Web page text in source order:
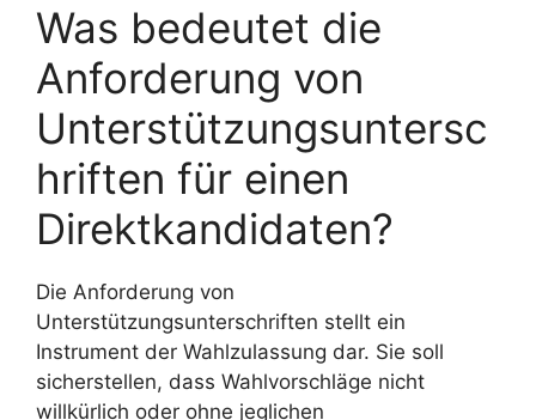
Was bedeutet die
Anforderung von
Unterstützungsuntersc
hriften für einen
Direktkandidaten?
Die Anforderung von
Unterstützungsunterschriften stellt ein
Instrument der Wahlzulassung dar. Sie soll
sicherstellen, dass Wahlvorschläge nicht
willkürlich oder ohne jeglichen